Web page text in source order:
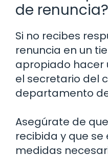
de renuncia?
Si no recibes
renuncia en un
apropiado hacer
el secretario del
departamento
Asegúrate de
recibida y que
medidas